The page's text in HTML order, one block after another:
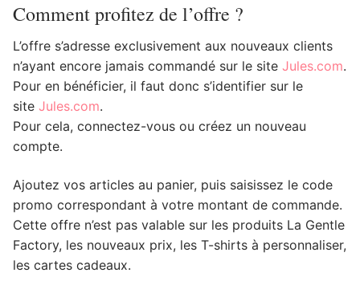
Comment profitez de l’offre ?
L’offre s’adresse exclusivement aux nouveaux clients
n’ayant encore jamais commandé sur le site Jules.com.
Pour en bénéficier, il faut donc s’identifier sur le
site Jules.com.
Pour cela, connectez-vous ou créez un nouveau
compte.
Ajoutez vos articles au panier, puis saisissez le code
promo correspondant à votre montant de commande.
Cette offre n’est pas valable sur les produits La Gentle
Factory, les nouveaux prix, les T-shirts à personnaliser,
les cartes cadeaux.